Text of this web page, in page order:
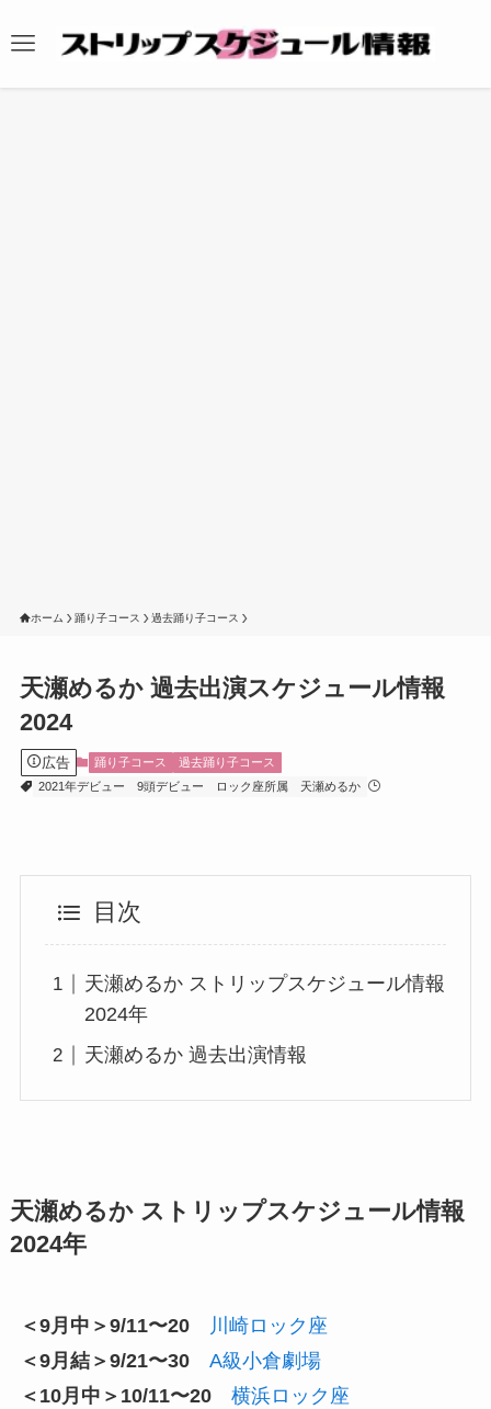
ホーム 踊り子コース 過去踊り子コース
天瀬めるか 過去出演スケジュール情報
2024
広告 踊り子コース
過去踊り子コース
2021年デビュー
9頭デビュー ロック座所属 天瀬めるか
目次
天瀬めるか ストリップスケジュール情報
2024年
天瀬めるか 過去出演情報
天瀬めるか ストリップスケジュール情報
2024年
＜9月中＞9/11〜20
川崎ロック座
＜9月結＞9/21〜30
A級小倉劇場
＜10月中＞10/11〜20
横浜ロック座